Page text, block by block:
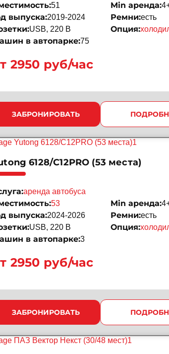
2950 руб/час
51 Min аренда:
выпуска:2019-2024 Ремни:есть
USB, 220 B Опция:
в автопарке:75
ЗАБРОНИРОВАТЬ
6128/C12PRO (53 места)
2950 руб/час
аренда автобуса
53 Min аренда:
выпуска:2024-2026 Ремни:есть
USB, 220 B Опция:
в автопарке:3
ЗАБРОНИРОВАТЬ